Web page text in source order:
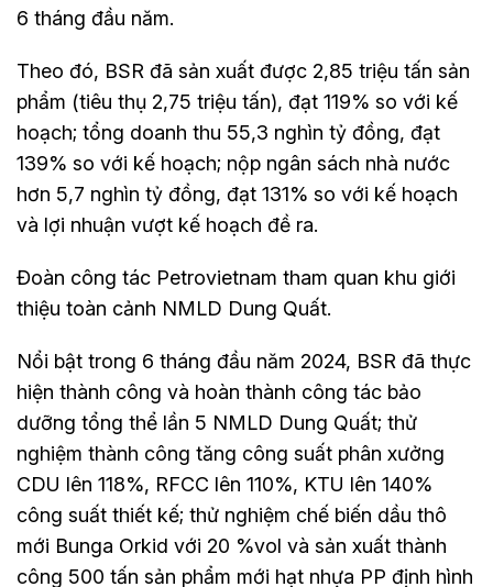
6 tháng đầu năm.
Theo đó, BSR đã sản xuất được 2,85 triệu tấn sản
phẩm (tiêu thụ 2,75 triệu tấn), đạt 119% so với kế
hoạch; tổng doanh thu 55,3 nghìn tỷ đồng, đạt
139% so với kế hoạch; nộp ngân sách nhà nước
hơn 5,7 nghìn tỷ đồng, đạt 131% so với kế hoạch
và lợi nhuận vượt kế hoạch đề ra.
Đoàn công tác Petrovietnam tham quan khu giới
thiệu toàn cảnh NMLD Dung Quất.
Nổi bật trong 6 tháng đầu năm 2024, BSR đã thực
hiện thành công và hoàn thành công tác bảo
dưỡng tổng thể lần 5 NMLD Dung Quất; thử
nghiệm thành công tăng công suất phân xưởng
CDU lên 118%, RFCC lên 110%, KTU lên 140%
công suất thiết kế; thử nghiệm chế biến dầu thô
mới Bunga Orkid với 20 %vol và sản xuất thành
công 500 tấn sản phẩm mới hạt nhựa PP định hình